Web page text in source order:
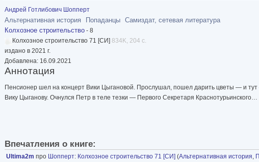
Андрей Готлибович Шопперт
Альтернативная история Попаданцы Самиздат, сетевая литература
Колхозное строительство - 8
Колхозное строительство 71 [СИ] 834K, 204 с.
издано в 2021 г.
Добавлена: 16.09.2021
Аннотация
Пенсионер шел на концерт Вики Цыгановой. Прослушал, пошел дарить цветы — и
Вику Цыганову. Очнулся Петр в теле тезки — Первого Секретаря Краснотурьинского…
Впечатления о книге:
Ultima2m про Шопперт: Колхозное строительство 71 [СИ] (Альтернативная история,